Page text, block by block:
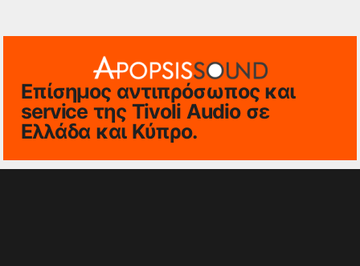
Επίσημος αντιπρόσωπος και
service της Tivoli Audio σε
Ελλάδα και Κύπρο.